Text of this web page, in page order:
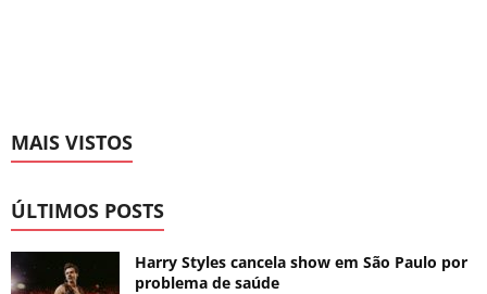
MAIS VISTOS
ÚLTIMOS POSTS
Harry Styles cancela show em São Paulo por
problema de saúde